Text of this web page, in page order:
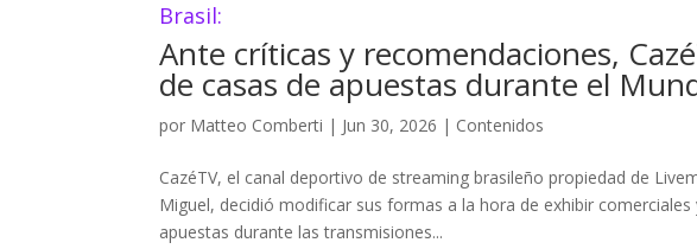
Brasil:
Ante críticas y recomendaciones,
de casas de apuestas durante el
por Matteo Comberti | Jun 30, 2026 | Contenidos
CazéTV, el canal deportivo de streaming brasileño propiedad de
Miguel, decidió modificar sus formas a la hora de exhibir
apuestas durante las transmisiones...